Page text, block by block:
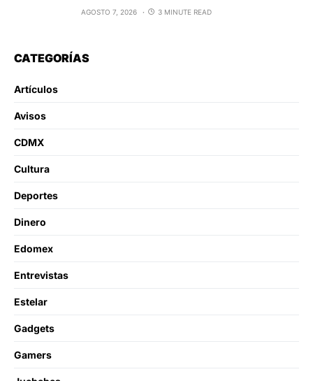
AGOSTO 7, 2026 3 MINUTE READ
CATEGORÍAS
Artículos
Avisos
CDMX
Cultura
Deportes
Dinero
Edomex
Entrevistas
Estelar
Gadgets
Gamers